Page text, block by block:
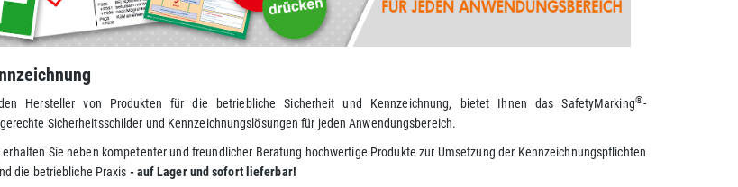
Hersteller von Produkten für die betriebliche Sicherheit und Kennzeichnung, bietet Ihnen das SafetyMarking®-
Sicherheitsschilder und Kennzeichnungslösungen für jeden Anwendungsbereich.
Sie neben kompetenter und freundlicher Beratung hochwertige Produkte zur Umsetzung der Kennzeichnungspflichten
die betriebliche Praxis - auf Lager und sofort lieferbar!